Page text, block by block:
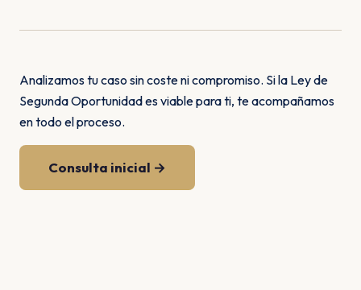
Analizamos tu caso sin coste ni compromiso. Si la Ley de
Segunda Oportunidad es viable para ti, te acompañamos
en todo el proceso.
Consulta inicial →